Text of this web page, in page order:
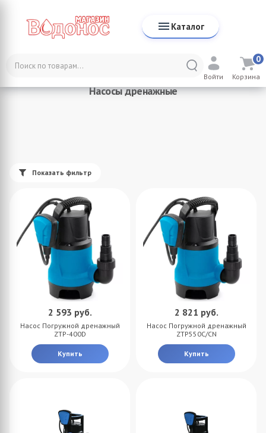
Каталог
Войти Корзина
0
Каталог Насосы дренажные
Насосы дренажные
Показать фильтр
2 593 руб.
Насос Погружной дренажный
ZTP-400D
Купить
2 821 руб.
Насос Погружной дренажный
ZTP550C/CN
Купить